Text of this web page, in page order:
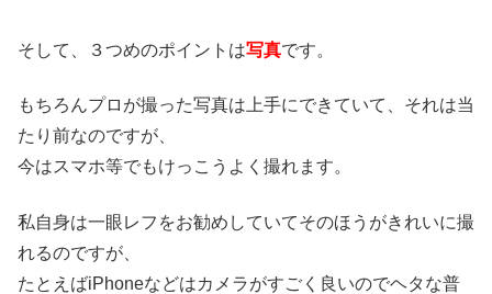
そして、３つめのポイントは写真です。
もちろんプロが撮った写真は上手にできていて、それは当
たり前なのですが、
今はスマホ等でもけっこうよく撮れます。
私自身は一眼レフをお勧めしていてそのほうがきれいに撮
れるのですが、
たとえばiPhoneなどはカメラがすごく良いのでヘタな普